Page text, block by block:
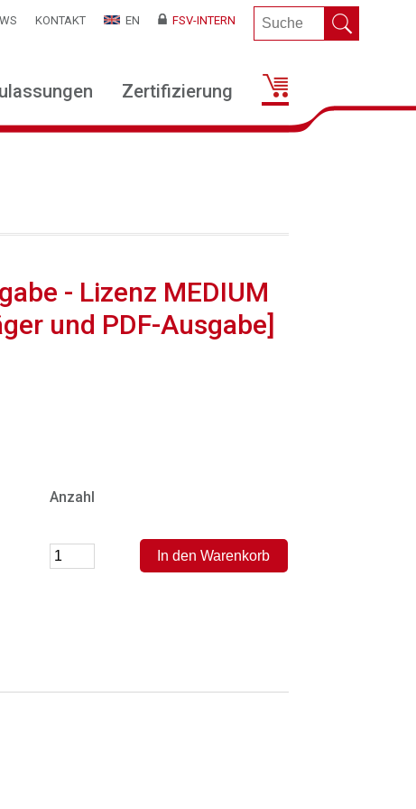
KONTAKT EN FSV-INTERN
Zertifizierung
- Lizenz MEDIUM
und PDF-Ausgabe]
Anzahl